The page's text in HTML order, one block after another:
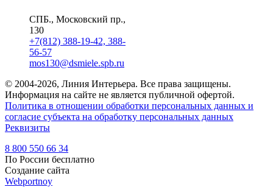
СПБ., Московский пр.,
130
+7(812) 388-19-42, 388-
56-57
mos130@dsmiele.spb.ru
© 2004-2026, Линия Интерьера. Все права защищены.
Информация на сайте не является публичной офертой.
Политика в отношении обработки персональных данных и
согласие субъекта на обработку персональных данных
Реквизиты
8 800 550 66 34
По России бесплатно
Создание сайта
Webportnoy